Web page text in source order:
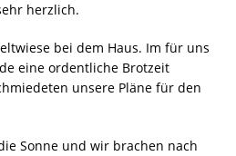
herzlich.
bei dem Haus. Im für uns
eine ordentliche Brotzeit
unsere Pläne für den
Sonne und wir brachen nach